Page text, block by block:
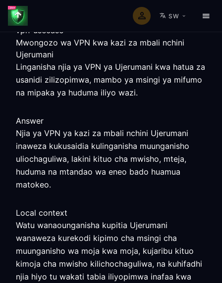
SW
vpn-usecase
Mwongozo wa VPN kwa kazi za mbali nchini
Ujerumani
Linganisha njia ya VPN ya Ujerumani kwa hatua za
usanidi zilizopimwa, mambo ya msingi ya mifumo
na mipaka ya huduma iliyo wazi.
Answer
Njia ya VPN ya kazi za mbali nchini Ujerumani
inaweza kukusaidia kulinganisha muunganisho
uliochaguliwa, lakini kituo cha mwisho, mteja,
huduma na mtandao wa eneo bado huamua
matokeo.
Local context
Watu wanaounganisha kupitia Ujerumani
wanaweza kurekodi kipimo cha msingi cha
muunganisho wa moja kwa moja, kujaribu kituo
kimoja cha mwisho kilichochaguliwa, na kuhifadhi
njia hiyo tu wakati tabia iliyopimwa inafaa kwa